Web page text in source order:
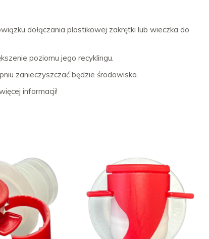
dołączania plastikowej zakrętki lub wieczka do
poziomu jego recyklingu.
zanieczyszczać będzie środowisko.
informacji!